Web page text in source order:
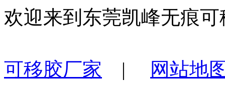
欢迎来到东莞凯峰无痕
可移胶厂家 | 网站地